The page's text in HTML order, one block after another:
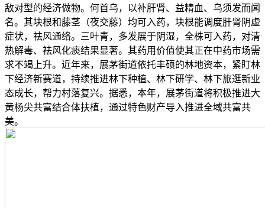
敌对型的经济做物。何首乌，以补肝肾、益精血、乌须发而闻
名。其块根和藤茎（夜交藤）均可入药，块根能调度肝肾阴虚
症状，祛风通络。三叶青，多发展于阴湿，全株可入药，对清
热解毒、祛风化痰结果显著。其药用价值使其正在中药市场需
求不竭上升。近年来，展茅街道依托丰硕的林地资本，紧盯林
下经济新赛道，持续推进林下种植、林下研学、林下旅逛新业
态成长，帮力村落复兴。据悉，本年，展茅街道将积极推进大
黄杨尖共富结合体扶植，通过特色财产导入推进全域共富共
美。